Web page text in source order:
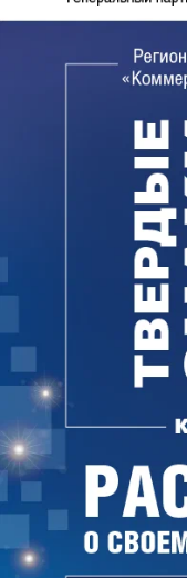
Компании
уточняется,
руб. на тот же
Цели, на
в материалах БСК
Представитель
— финансовая
в Москве. «Мы
средства под
представитель
Бугульминский
контрагент,
предоставляется
наших
Представитель
(республике